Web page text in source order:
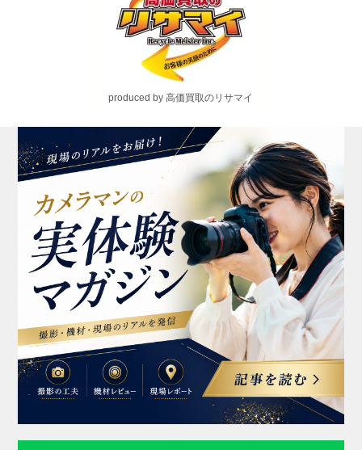
produced by 高価買取のリサマイ